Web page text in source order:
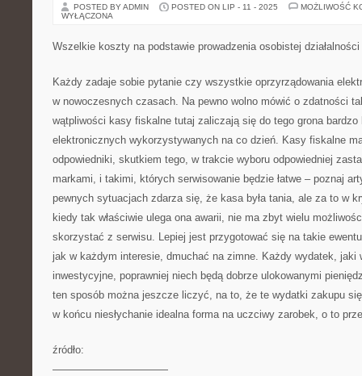
POSTED BY ADMIN POSTED ON LIP - 11 - 2025
MOŻLIWOŚĆ
WYŁĄCZONA
Wszelkie koszty na podstawie prowadzenia osobistej działalności
Każdy zadaje sobie pytanie czy wszystkie oprzyrządowania
w nowoczesnych czasach. Na pewno wolno mówić o zdatności
wątpliwości kasy fiskalne tutaj zaliczają się do tego grona
elektronicznych wykorzystywanych na co dzień. Kasy fiskalne
odpowiedniki, skutkiem tego, w trakcie wyboru odpowiedniej
markami, i takimi, których serwisowanie będzie łatwe – poznaj
pewnych sytuacjach zdarza się, że kasa była tania, ale za to w
kiedy tak właściwie ulega ona awarii, nie ma zbyt wielu
skorzystać z serwisu. Lepiej jest przygotować się na takie
jak w każdym interesie, dmuchać na zimne. Każdy wydatek, jaki
inwestycyjne, poprawniej niech będą dobrze ulokowanymi
ten sposób można jeszcze liczyć, na to, że te wydatki zakupu
w końcu niesłychanie idealna forma na uczciwy zarobek, o to
źródło:
———————————